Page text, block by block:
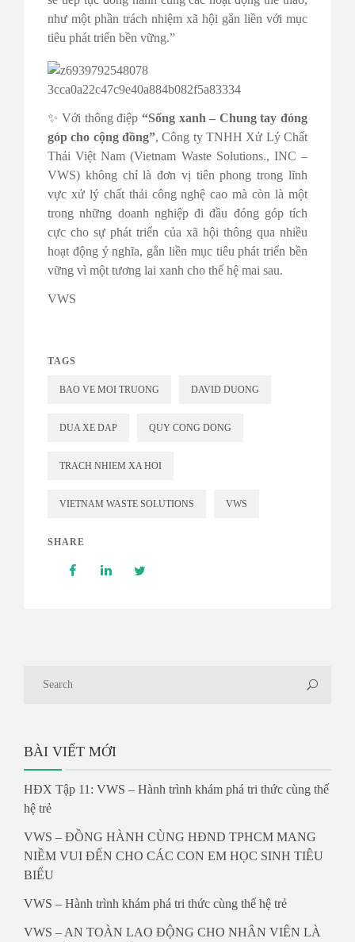
như một phần trách nhiệm xã hội gắn liền với mục
tiêu phát triển bền vững.”
✨ Với thông điệp “Sống xanh – Chung tay đóng
góp cho cộng đồng”, Công ty TNHH Xử Lý Chất
Thải Việt Nam (Vietnam Waste Solutions., INC –
VWS) không chỉ là đơn vị tiên phong trong lĩnh
vực xử lý chất thải công nghệ cao mà còn là một
trong những doanh nghiệp đi đầu đóng góp tích
cực cho sự phát triển của xã hội thông qua nhiều
hoạt động ý nghĩa, gắn liền mục tiêu phát triển bền
vững vì một tương lai xanh cho thế hệ mai sau.
VWS
TAGS
BAO VE MOI TRUONG DAVID DUONG
DUA XE DAP QUY CONG DONG
TRACH NHIEM XA HOI
VIETNAM WASTE SOLUTIONS VWS
SHARE
BÀI VIẾT MỚI
HĐX Tập 11: VWS – Hành trình khám phá tri thức cùng thế
hệ trẻ
VWS – ĐỒNG HÀNH CÙNG HĐND TPHCM MANG
NIỀM VUI ĐẾN CHO CÁC CON EM HỌC SINH TIÊU
BIỂU
VWS – Hành trình khám phá tri thức cùng thế hệ trẻ
VWS – AN TOÀN LAO ĐỘNG CHO NHÂN VIÊN LÀ